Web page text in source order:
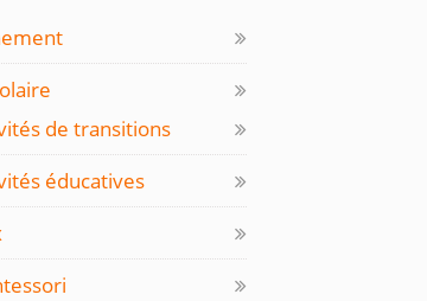
de transitions
éducatives